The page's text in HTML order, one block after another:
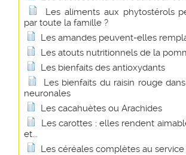
Les aliments aux phytostérols
par toute la famille ?
Les amandes peuvent-elles
Les atouts nutritionnels de la
Les bienfaits des antioxydants
Les bienfaits du raisin rouge
neuronales
Les cacahuètes ou Arachides
Les carottes : elles rendent
et...
Les céréales complètes au